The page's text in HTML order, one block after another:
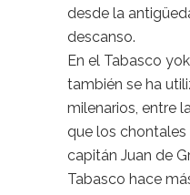
desde la
descanso.
En el Tabasco
también se ha
milenarios, entre
que los chontales
capitán Juan de
Tabasco hace